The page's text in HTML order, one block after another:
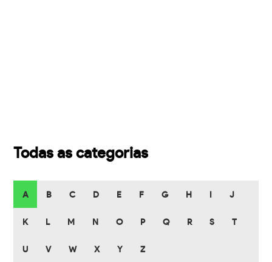
Todas as categorias
A B C D E F G H J
K L M N O P Q R S T
U V W X Y Z